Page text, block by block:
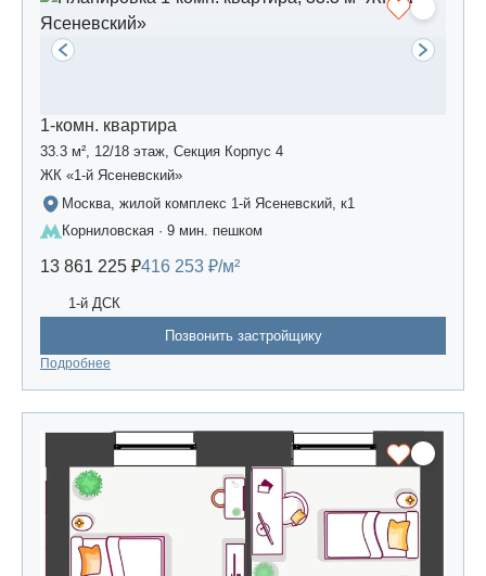
1-комн. квартира
33.3 м², 12/18 этаж, Секция Корпус 4
ЖК «1-й Ясеневский»
Москва, жилой комплекс 1-й Ясеневский, к1
Корниловская · 9 мин. пешком
13 861 225 ₽416 253 ₽/м²
1-й ДСК
Позвонить застройщику
Подробнее